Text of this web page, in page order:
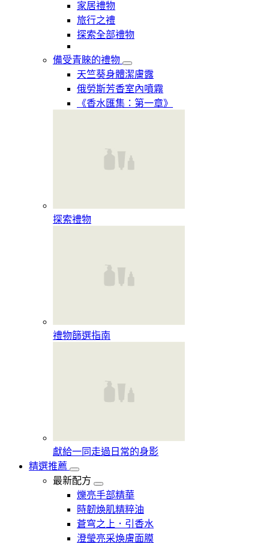
家居禮物
旅行之禮
探索全部禮物
備受青睞的禮物
天竺葵身體潔膚露
俄勞斯芳香室內噴霧
《香水匯集：第一章》​
探索禮物
禮物篩選指南
獻給一同走過日常的身影
精選推薦
最新配方
爍亮手部精華
時韌煥肌精粹油
蒼穹之上．引香水
澄瑩亮采煥膚面膜